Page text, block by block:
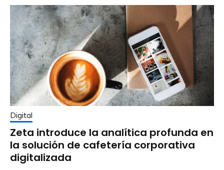
Digital
Zeta introduce la analítica profunda en
la solución de cafetería corporativa
digitalizada